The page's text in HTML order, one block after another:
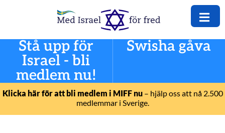
Stå upp för
Israel - bli
medlem nu!
Swisha gåva
Klicka här för att bli medlem i MIFF nu– hjälp oss att nå 2.500
medlemmar i Sverige.